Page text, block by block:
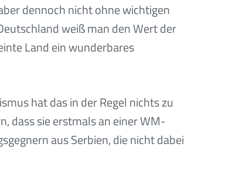
dennoch nicht ohne wichtigen
weiß man den Wert der
Land ein wunderbares
hat das in der Regel nichts zu
dass sie erstmals an einer WM-
aus Serbien, die nicht dabei